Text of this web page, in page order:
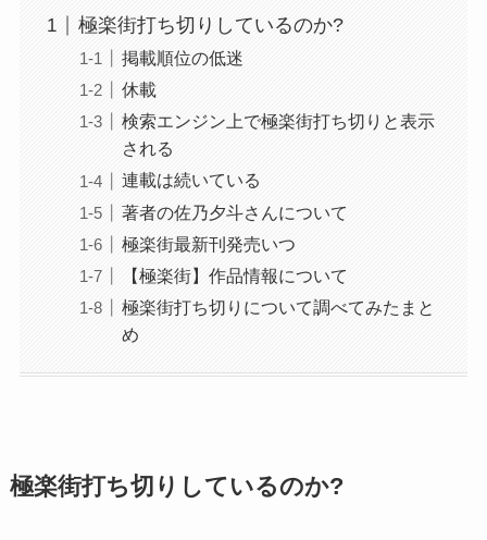
極楽街打ち切りしているのか?
掲載順位の低迷
休載
検索エンジン上で極楽街打ち切りと表示
される
連載は続いている
著者の佐乃夕斗さんについて
極楽街最新刊発売いつ
【極楽街】作品情報について
極楽街打ち切りについて調べてみたまと
め
極楽街打ち切りしているのか?